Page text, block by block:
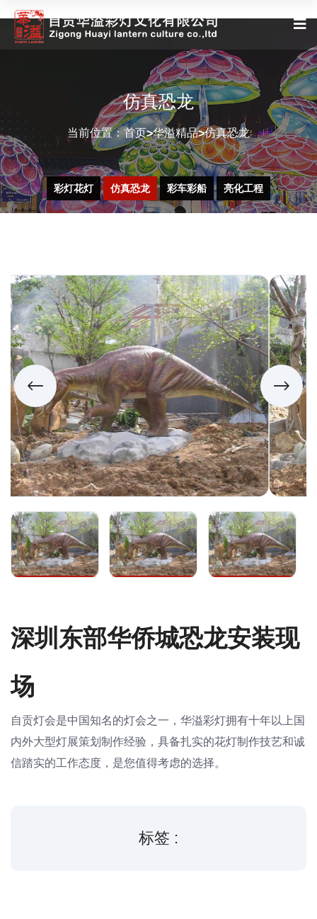
仿真恐龙
当前位置：首页>华溢精品>仿真恐龙
彩灯花灯 仿真恐龙 彩车彩船 亮化工程
深圳东部华侨城恐龙安装现
场
自贡灯会是中国知名的灯会之一，华溢彩灯拥有十年以上国
内外大型灯展策划制作经验，具备扎实的花灯制作技艺和诚
信踏实的工作态度，是您值得考虑的选择。
标签 :